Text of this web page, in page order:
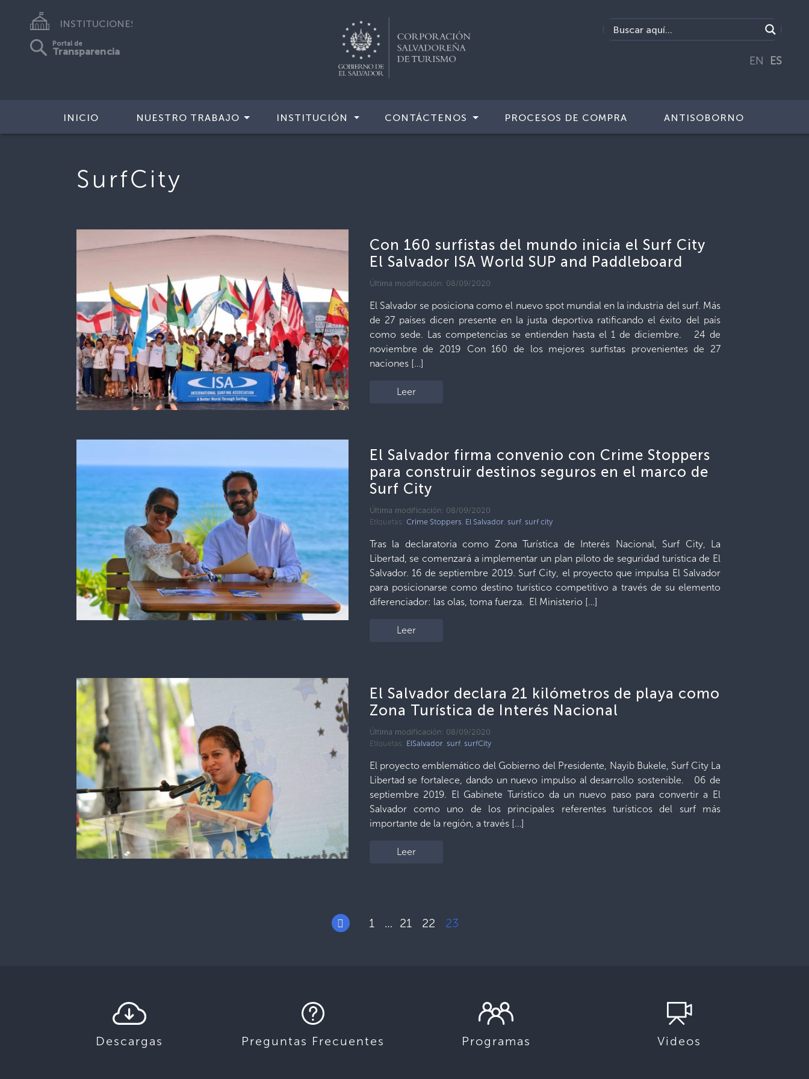
INSTITUCIONES
Portal de
Transparencia
EN ES
INICIO NUESTRO TRABAJO INSTITUCIÓN CONTÁCTENOS PROCESOS DE COMPRA ANTISOBORNO
SurfCity
Con 160 surfistas del mundo inicia el Surf City
El Salvador ISA World SUP and Paddleboard
Última modificación: 08/09/2020
El Salvador se posiciona como el nuevo spot mundial en la industria del surf. Más
de 27 países dicen presente en la justa deportiva ratificando el éxito del país
como sede. Las competencias se entienden hasta el 1 de diciembre. 24 de
noviembre de 2019 Con 160 de los mejores surfistas provenientes de 27
naciones […]
Leer
El Salvador firma convenio con Crime Stoppers
para construir destinos seguros en el marco de
Surf City
Última modificación: 08/09/2020
Etiquetas: Crime Stoppers, El Salvador, surf, surf city
Tras la declaratoria como Zona Turística de Interés Nacional, Surf City, La
Libertad, se comenzará a implementar un plan piloto de seguridad turística de El
Salvador. 16 de septiembre 2019. Surf City, el proyecto que impulsa El Salvador
para posicionarse como destino turístico competitivo a través de su elemento
diferenciador: las olas, toma fuerza. El Ministerio […]
Leer
El Salvador declara 21 kilómetros de playa como
Zona Turística de Interés Nacional
Última modificación: 08/09/2020
Etiquetas: ElSalvador, surf, surfCity
El proyecto emblemático del Gobierno del Presidente, Nayib Bukele, Surf City La
Libertad se fortalece, dando un nuevo impulso al desarrollo sostenible. 06 de
septiembre 2019. El Gabinete Turístico da un nuevo paso para convertir a El
Salvador como uno de los principales referentes turísticos del surf más
importante de la región, a través […]
Leer
1 … 21 22 23
Descargas Preguntas Frecuentes Programas Videos